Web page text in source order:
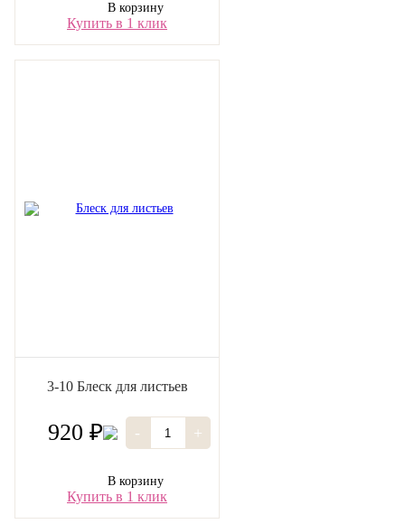
В корзину
Купить в 1 клик
3-10 Блеск для листьев
920 ₽ - +
В корзину
Купить в 1 клик